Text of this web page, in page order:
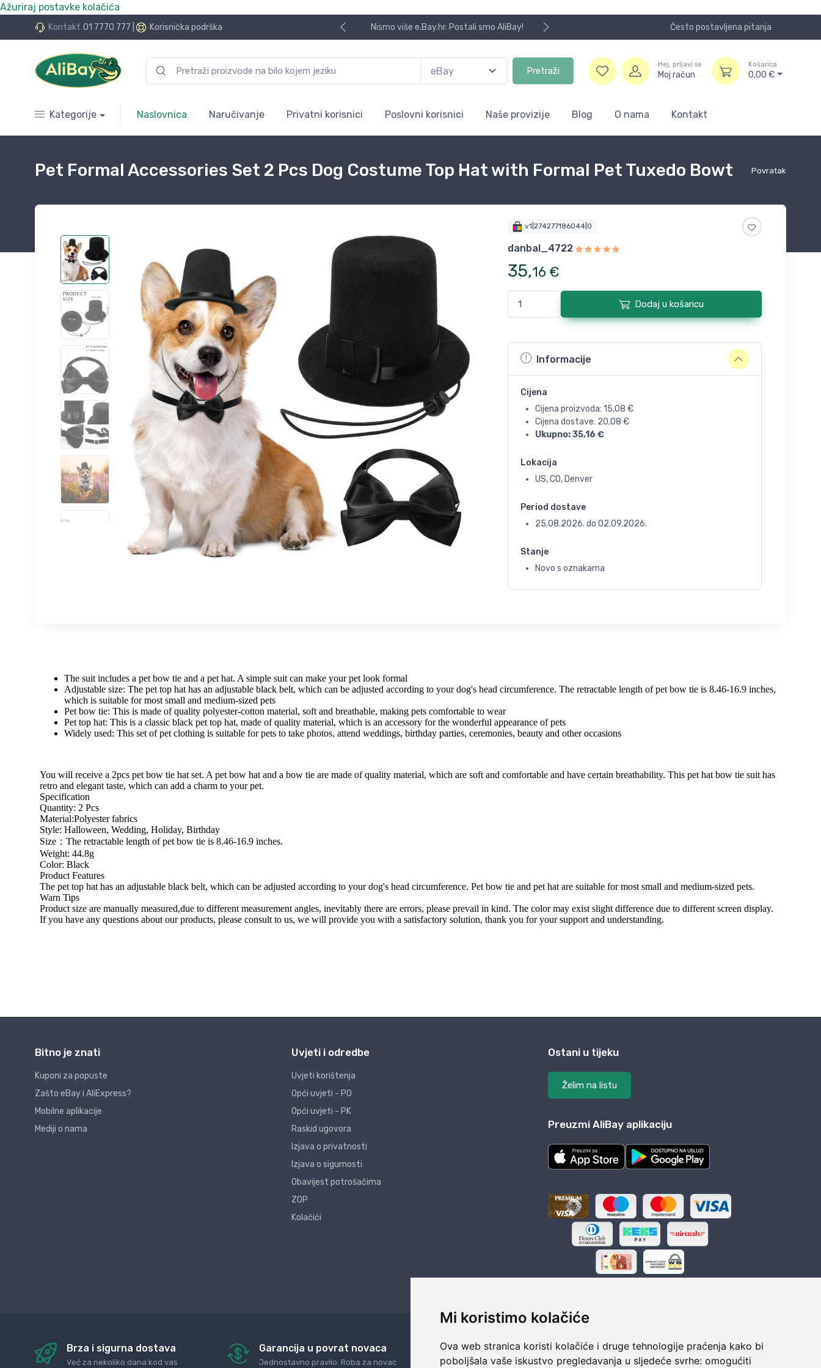
Mi koristimo kolačiće
Ova web stranica koristi kolačiće i druge tehnologije praćenja kako bi
poboljšala vaše iskustvo pregledavanja u sljedeće svrhe: omogućiti
Ažuriraj postavke kolačića
Kontakt 01 7770 777 Korisnička podrška
24 rate bez kamata Nismo više e.Bay.hr. Postali smo AliBay! Često postavljena pitanja
Pretraži
Hej, prijavi se
Moj račun
Košarica
0,00 €
Kategorije Naslovnica Naručivanje Privatni korisnici Poslovni korisnici Naše provizije Blog O nama Kontakt
Povratak
Pet Formal Accessories Set 2 Pcs Dog Costume Top Hat with Formal Pet Tuxedo Bowt
v1|274277186044|0
danbal_4722
35,16 €
Dodaj u košaricu
Informacije
Cijena
Cijena proizvoda: 15,08 €
Cijena dostave: 20,08 €
Ukupno:35,16 €
Lokacija
US, CO, Denver
Period dostave
25.08.2026. do 02.09.2026.
Stanje
Novo s oznakama
Bitno je znati
Kuponi za popuste
Zašto eBay i AliExpress?
Mobilne aplikacije
Mediji o nama
Uvjeti i odredbe
Uvjeti korištenja
Opći uvjeti - PO
Opći uvjeti - PK
Raskid ugovora
Izjava o privatnosti
Izjava o sigurnosti
Obavijest potrošačima
ZOP
Kolačići
Ostani u tijeku
Želim na listu
Preuzmi AliBay aplikaciju
Brza i sigurna dostava
Već za nekoliko dana kod vas
Garancija u povrat novaca
Jednostavno pravilo: Roba za novac
24/7 odlična podrška
Naši agenti uvijek na raspolaganju
Sigurno obročno plaćanje
Do 24 rata bez kamata